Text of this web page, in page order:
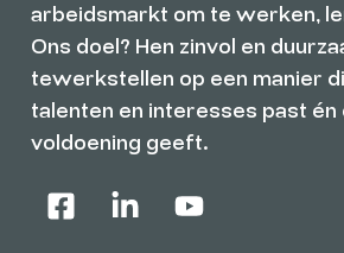
arbeidsmarkt om te werken,
Ons doel? Hen zinvol en
tewerkstellen op een manier
talenten en interesses past én
voldoening geeft.